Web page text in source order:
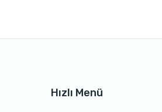
Hızlı Menü